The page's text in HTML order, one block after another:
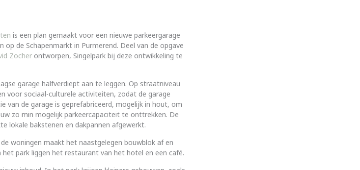
is een plan gemaakt voor een nieuwe parkeergarage
de Schapenmarkt in Purmerend. Deel van de opgave
Zocher ontworpen, Singelpark bij deze ontwikkeling te
garage halfverdiept aan te leggen. Op straatniveau
voor sociaal-culturele activiteiten, zodat de garage
van de garage is geprefabriceerd, mogelijk in hout, om
zo min mogelijk parkeercapaciteit te onttrekken. De
lokale bakstenen en dakpannen afgewerkt.
woningen maakt het naastgelegen bouwblok af en
park liggen het restaurant van het hotel en een café.